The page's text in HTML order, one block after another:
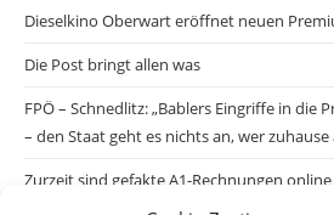
Dieselkino Oberwart eröffnet neuen
Die Post bringt allen was
FPÖ – Schnedlitz: „Bablers Eingriffe in die
– den Staat geht es nichts an, wer
Zurzeit sind gefakte A1-Rechnungen